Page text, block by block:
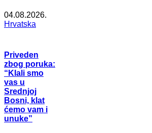
04.08.2026.
Hrvatska
Priveden
zbog poruka:
“Klali smo
vas u
Srednjoj
Bosni, klat
ćemo vam i
unuke”